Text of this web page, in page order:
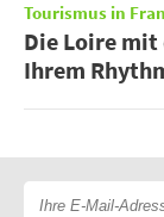
Tourismus in
Die Loire mit
Ihrem